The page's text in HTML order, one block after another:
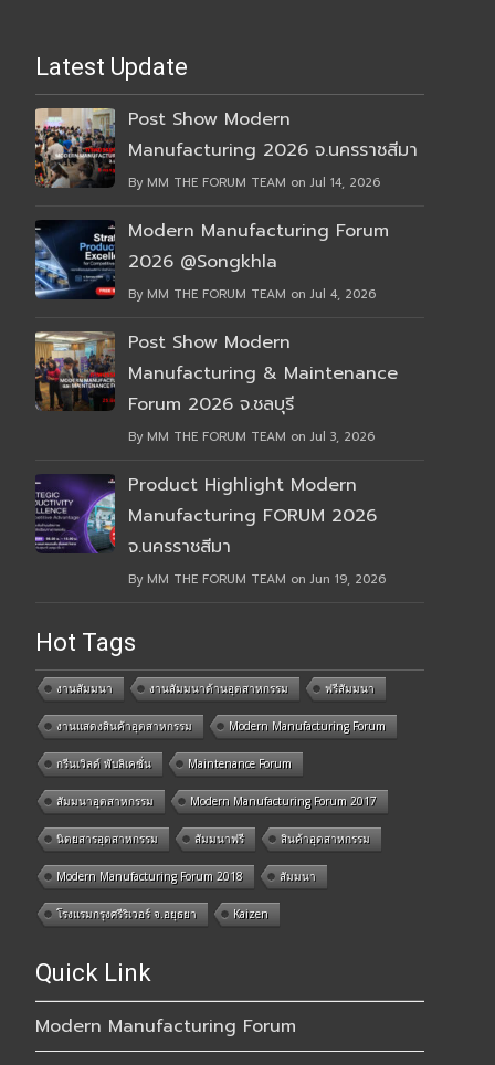
Latest Update
Post Show Modern
Manufacturing 2026 จ.นครราชสีมา
By MM THE FORUM TEAM on Jul 14, 2026
Modern Manufacturing Forum
2026 @Songkhla
By MM THE FORUM TEAM on Jul 4, 2026
Post Show Modern
Manufacturing & Maintenance
Forum 2026 จ.ชลบุรี
By MM THE FORUM TEAM on Jul 3, 2026
Product Highlight Modern
Manufacturing FORUM 2026
จ.นครราชสีมา
By MM THE FORUM TEAM on Jun 19, 2026
Hot Tags
งานสัมมนา งานสัมมนาด้านอุตสาหกรรม ฟรีสัมมนา
งานแสดงสินค้าอุตสาหกรรม Modern Manufacturing Forum
กรีนเวิลด์ พับลิเคชั่น Maintenance Forum
สัมมนาอุตสาหกรรม Modern Manufacturing Forum 2017
นิตยสารอุตสาหกรรม สัมมนาฟรี สินค้าอุตสาหกรรม
Modern Manufacturing Forum 2018 สัมมนา
โรงแรมกรุงศรีริเวอร์ จ.อยุธยา Kaizen
Quick Link
Modern Manufacturing Forum